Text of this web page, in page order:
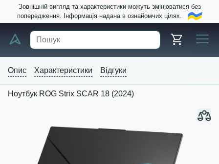
Зовнішній вигляд та характеристики можуть змінюватися без
попередження. Інформація надана в ознайомчих цілях.
Опис Характеристики Відгуки
Ноутбук ROG Strix SCAR 18 (2024)